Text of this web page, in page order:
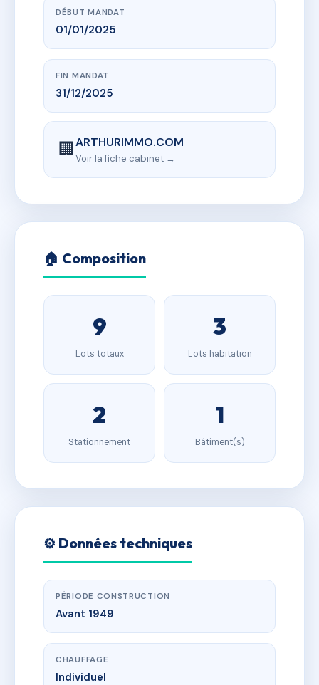
DÉBUT MANDAT
01/01/2025
FIN MANDAT
31/12/2025
🏢ARTHURIMMO.COM
Voir la fiche cabinet →
🏠 Composition
9
Lots totaux
3
Lots habitation
2
Stationnement
1
Bâtiment(s)
⚙️ Données techniques
PÉRIODE CONSTRUCTION
Avant 1949
CHAUFFAGE
Individuel